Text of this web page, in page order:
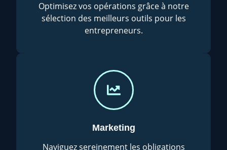
Optimisez vos opérations grâce à notre
sélection des meilleurs outils pour les
entrepreneurs.
Marketing
Naviguez sereinement les obligations